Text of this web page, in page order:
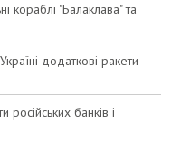
кораблі "Балаклава" та
додаткові ракети
банків і